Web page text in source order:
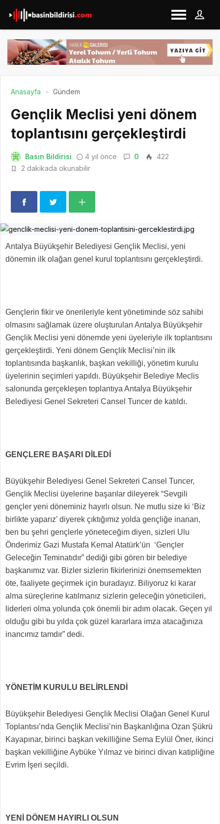
Anasayfa Gündem
Gençlik Meclisi yeni dönem
toplantısını gerçekleştirdi
Basın Bildirisi 4 yıl önce 0
422
2 dakikada okunabilir
Antalya Büyükşehir Belediyesi Gençlik Meclisi, yeni
dönemin ilk olağan genel kurul toplantısını gerçekleştirdi.
Gençlerin fikir ve önerileriyle kent yönetiminde söz sahibi
olmasını sağlamak üzere oluşturulan Antalya Büyükşehir
Gençlik Meclisi yeni dönemde yeni üyeleriyle ilk toplantısını
gerçekleştirdi. Yeni dönem Gençlik Meclisi’nin ilk
toplantısında başkanlık, başkan vekilliği, yönetim kurulu
üyelerinin seçimleri yapıldı. Büyükşehir Belediye Meclis
salonunda gerçekleşen toplantıya Antalya Büyükşehir
Belediyesi Genel Sekreteri Cansel Tuncer de katıldı.
GENÇLERE BAŞARI DİLEDİ
Büyükşehir Belediyesi Genel Sekreteri Cansel Tuncer,
Gençlik Meclisi üyelerine başarılar dileyerek “Sevgili
gençler yeni döneminiz hayırlı olsun. Ne mutlu size ki ‘Biz
birlikte yaparız’ diyerek çıktığımız yolda gençliğe inanan,
ben bu şehri gençlerle yöneteceğim diyen, sizleri Ulu
Önderimiz Gazi Mustafa Kemal Atatürk’ün ‘Gençler
Geleceğin Teminatıdır” dediği gibi gören bir belediye
başkanımız var. Bizler sizlerin fikirlerinizi önemsemekten
öte, faaliyete geçirmek için buradayız. Biliyoruz ki karar
alma süreçlerine katılmanız sizlerin geleceğin yöneticileri,
liderleri olma yolunda çok önemli bir adım olacak. Geçen yıl
olduğu gibi bu yılda çok güzel kararlara imza atacağınıza
inancımız tamdır” dedi.
YÖNETİM KURULU BELİRLENDİ
Büyükşehir Belediyesi Gençlik Meclisi Olağan Genel Kurul
Toplantısı’nda Gençlik Meclisi’nin Başkanlığına Ozan Şükrü
Kayapınar, birinci başkan vekilliğine Sema Eylül Öner, ikinci
başkan vekilliğine Aybüke Yılmaz ve birinci divan katipliğine
Evrim İşeri seçildi.
YENİ DÖNEM HAYIRLI OLSUN